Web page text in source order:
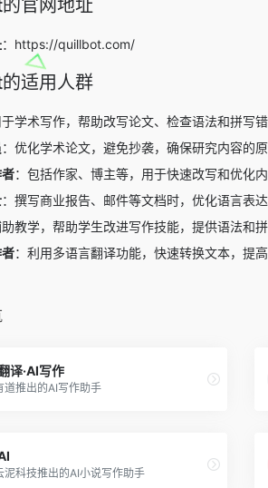
官网地址
：https://quillbot.com/
适用人群
于学术写作，帮助改写论文、检查语法和拼写错
：优化学术论文，避免抄袭，确保研究内容的原
：包括作家、博主等，用于快速改写和优化
：撰写商业报告、邮件等文档时，优化语言表达
助教学，帮助学生改进写作技能，提供语法和拼
：利用多语言翻译功能，快速转换文本，提高
译·AI写作
道推出的AI写作助手
泥科技推出的AI小说写作助手